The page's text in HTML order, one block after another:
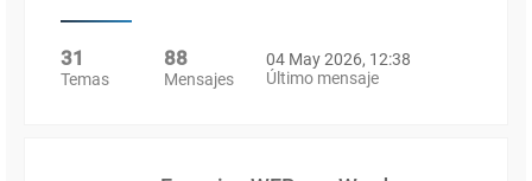
31
Temas
88
Mensajes
04 May 2026, 12:38
Último mensaje